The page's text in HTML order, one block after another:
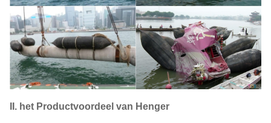
II. het Productvoordeel van Henger